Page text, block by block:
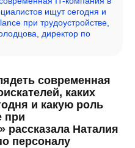
ищут сегодня и
при трудоустройстве,
директор по
современная
каких
и какую роль
при
рассказала Наталия
персоналу